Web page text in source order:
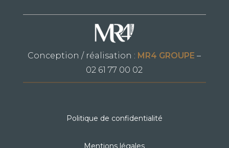
Conception / réalisation : MR4 GROUPE –
02 61 77 00 02
Politique de confidentialité